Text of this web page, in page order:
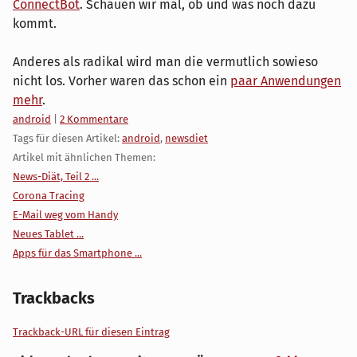
ConnectBot. Schauen wir mal, ob und was noch dazu
kommt.
Anderes als radikal wird man die vermutlich sowieso
nicht los. Vorher waren das schon ein paar Anwendungen
mehr.
Kategorien:
android
2 Kommentare
Tags für diesen Artikel: android, newsdiet
Artikel mit ähnlichen Themen:
News-Diät, Teil 2 ...
Corona Tracing
E-Mail weg vom Handy
Neues Tablet ...
Apps für das Smartphone ...
Trackbacks
Trackback-URL für diesen Eintrag